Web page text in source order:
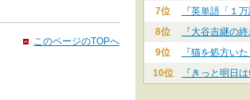
このページのTOPへ
7位
『英単語「１
8位
『大谷吉継の
9位
『猫を処方いた
10位
『きっと明日